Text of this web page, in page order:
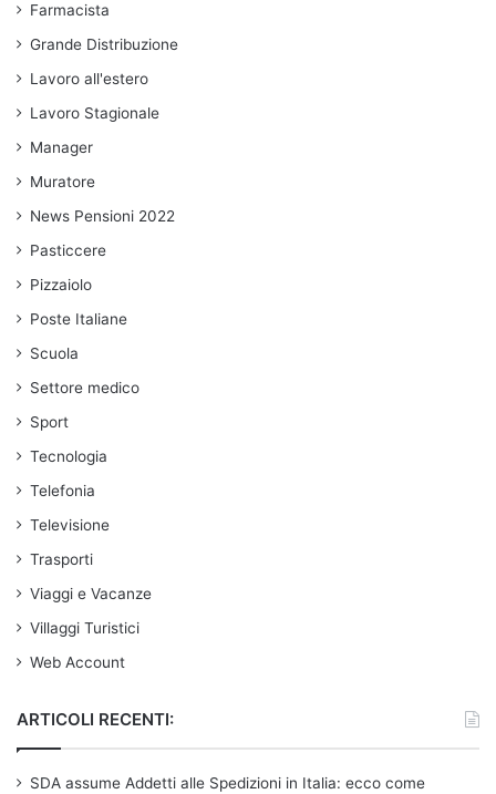
Farmacista
Grande Distribuzione
Lavoro all'estero
Lavoro Stagionale
Manager
Muratore
News Pensioni 2022
Pasticcere
Pizzaiolo
Poste Italiane
Scuola
Settore medico
Sport
Tecnologia
Telefonia
Televisione
Trasporti
Viaggi e Vacanze
Villaggi Turistici
Web Account
ARTICOLI RECENTI:
SDA assume Addetti alle Spedizioni in Italia: ecco come